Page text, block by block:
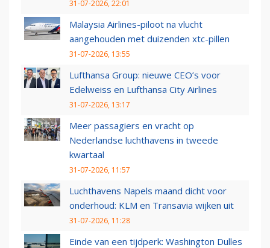
31-07-2026, 22:01
Malaysia Airlines-piloot na vlucht
aangehouden met duizenden xtc-pillen
31-07-2026, 13:55
Lufthansa Group: nieuwe CEO’s voor
Edelweiss en Lufthansa City Airlines
31-07-2026, 13:17
Meer passagiers en vracht op
Nederlandse luchthavens in tweede
kwartaal
31-07-2026, 11:57
Luchthavens Napels maand dicht voor
onderhoud: KLM en Transavia wijken uit
31-07-2026, 11:28
Einde van een tijdperk: Washington Dulles